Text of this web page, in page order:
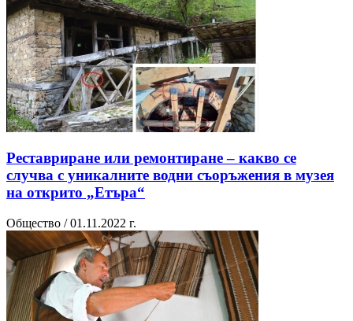
Реставриране или ремонтиране – какво се
случва с уникалните водни съоръжения в музея
на открито „Етъра“
Общество / 01.11.2022 г.